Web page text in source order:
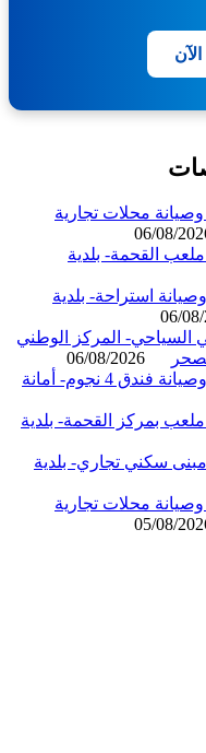
محلات تجارية
06/
بلدية
استراحة- بلدية
المركز الوطني
06/08/2026
منافسة عامة- إنشاء وتشغيل وصيانة فندق 4 نجوم- أمانة
القحمة- بلدية
تجاري- بلدية
محلات تجارية
05/